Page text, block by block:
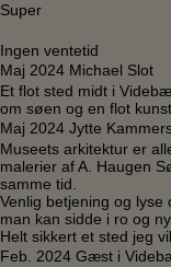
Super
Ingen ventetid
Maj 2024 Michael Slot
Et flot sted midt i
om søen og en flot
Maj 2024 Jytte
Museets arkitektur er
malerier af A. Haugen
samme tid.
Venlig betjening og
man kan sidde i ro og
Helt sikkert et sted jeg
Feb. 2024 Gæst i